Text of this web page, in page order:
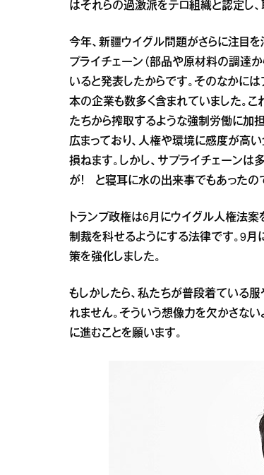
はそれらの過激派をテロ組織と認定し
今年、新疆ウイグル問題がさらに注目
プライチェーン（部品や原材料の調達
いると発表したからです。そのなかに
本の企業も数多く含まれていました。
たちから搾取するような強制労働に加
広まっており、人権や環境に感度が高
損ねます。しかし、サプライチェーン
が！ と寝耳に水の出来事でもあったの
トランプ政権は6月にウイグル人権法
制裁を科せるようにする法律です。9
策を強化しました。
もしかしたら、私たちが普段着ている
れません。そういう想像力を欠かさな
に進むことを願います。